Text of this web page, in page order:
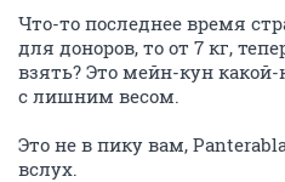
Что-то последнее время
для доноров, то от 7 кг,
взять? Это мейн-кун
с лишним весом.
Это не в пику вам,
вслух.